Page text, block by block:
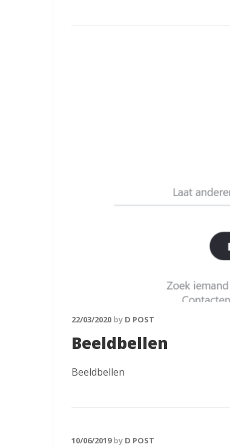
22/03/2020 by D POST
Beeldbellen
Beeldbellen
10/06/2019by D POST